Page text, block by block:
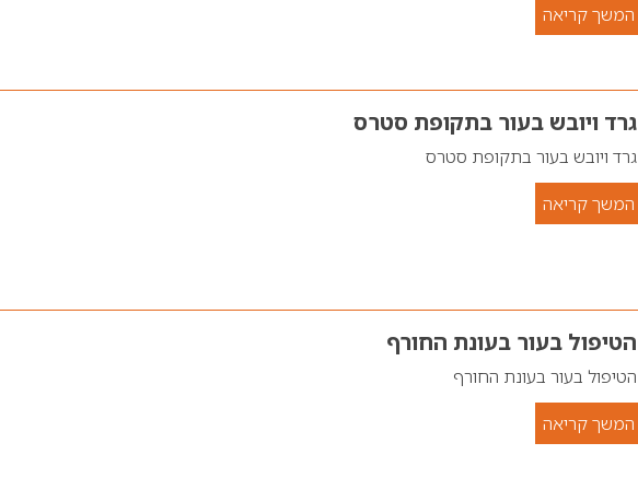
המשך קריאה
גרד ויובש בעור בתקופת סטרס
גרד ויובש בעור בתקופת סטרס
המשך קריאה
הטיפול בעור בעונת החורף
הטיפול בעור בעונת החורף
המשך קריאה